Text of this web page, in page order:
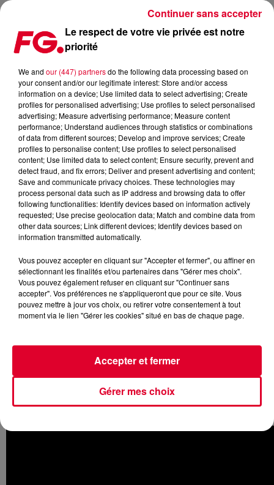
BONOBO EN PRÉOUVERTURE DU NOUVEAU CLUB JOSÉPHINE
Publié : 15 octobre 2019 à 14h17 par Jean-Baptiste Blandin
Pour son ouverture, jeudi soir, le nouveau club situé en plein
en grand en invitantBonobo.
Une première fête organisée en partenariat avec Konbini qui
Télépopmusiket ses notes aériennes et le
Le respect de votre vie privée est notre
priorité
We and our (447) partnersdo the following data processing based on
your consent and/or our legitimate interest: Store and/or access
information on a device; Use limited data to select advertising; Create
profiles for personalised advertising; Use profiles to select personalised
advertising; Measure advertising performance; Measure content
performance; Understand audiences through statistics or combinations
of data from different sources; Develop and improve services; Create
profiles to personalise content; Use profiles to select personalised
content; Use limited data to select content; Ensure security, prevent and
detect fraud, and fix errors; Deliver and present advertising and content;
Save and communicate privacy choices. These technologies may
process personal data such as IP address and browsing data to offer
following functionalities: Identify devices based on information actively
requested; Use precise geolocation data; Match and combine data from
other data sources; Link different devices; Identify devices based on
information transmitted automatically.
Vous pouvez accepter en cliquant sur "Accepter et fermer", ou affiner en
sélectionnant les finalités et/ou partenaires dans "Gérer mes choix".
Vous pouvez également refuser en cliquant sur "Continuer sans
accepter". Vos préférences ne s'appliqueront que pour ce site. Vous
pouvez mettre à jour vos choix, ou retirer votre consentement à tout
moment via le lien "Gérer les cookies" situé en bas de chaque page.
Gérer mes choix
Accepter et fermer
Continuer sans accepter